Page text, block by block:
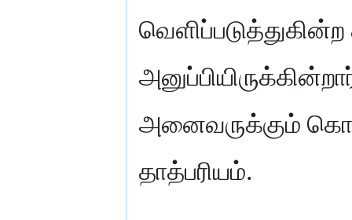
அனைவருக்கும்
தாத்பரியம்.